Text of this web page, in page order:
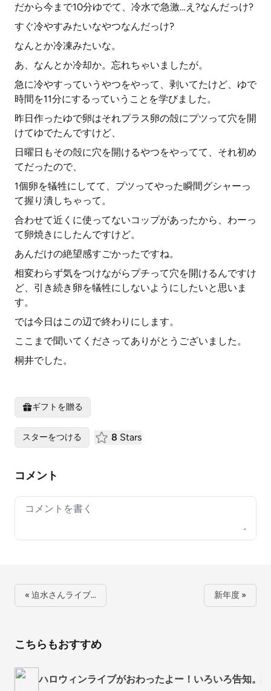
だから今まで10分ゆでて、冷水で急激…え?なんだっけ?
すぐ冷やすみたいなやつなんだっけ?
なんとか冷凍みたいな。
あ、なんとか冷却か。忘れちゃいましたが。
急に冷やすっていうやつをやって、剥いてたけど、ゆで
時間を11分にするっていうことを学びました。
昨日作ったゆで卵はそれプラス卵の殻にプツって穴を開
けてゆでたんですけど、
日曜日もその殻に穴を開けるやつをやってて、それ初め
てだったので、
1個卵を犠牲にしてて、プツってやった瞬間グシャーっ
て握り潰しちゃって。
合わせて近くに使ってないコップがあったから、わーっ
て卵焼きにしたんですけど。
あんだけの絶望感すごかったですね。
相変わらず気をつけながらプチって穴を開けるんですけ
ど、引き続き卵を犠牲にしないようにしたいと思いま
す。
では今日はこの辺で終わりにします。
ここまで聞いてくださってありがとうございました。
桐井でした。
ギフトを贈る
スターをつける 8 Stars
コメント
Your comment
« 迫水さんライブ… 新年度 »
こちらもおすすめ
ハロウィンライブがおわったよー！いろいろ告知。